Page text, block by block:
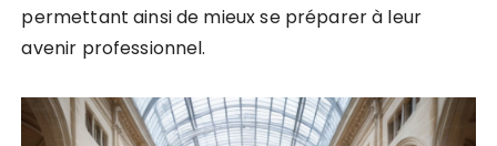
permettant ainsi de mieux se préparer à leur
avenir professionnel.